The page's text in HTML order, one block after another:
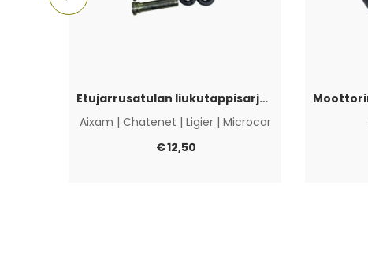
Etujarrusatulan liukutappisarja Aixam, Ligier, Microcar & Chatenet
Aixam | Chatenet | Ligier| Microcar
€12,50